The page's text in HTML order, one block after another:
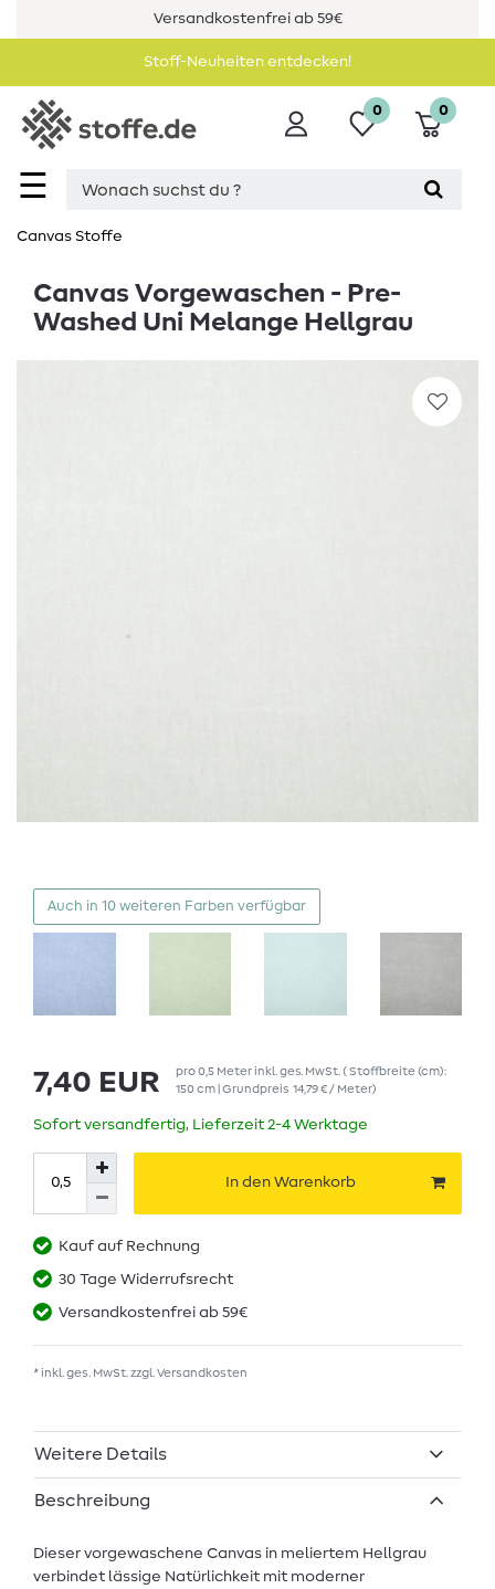
Versandkostenfrei ab 59€
Stoff-Neuheiten entdecken!
☰
0 0
Canvas Stoffe
Canvas Vorgewaschen - Pre-
Washed Uni Melange Hellgrau
Auch in 10 weiteren Farben verfügbar
7,40 EUR pro0,5 Meterinkl. ges. MwSt. ( Stoffbreite (cm):
150 cm | Grundpreis 14,79 € / Meter)
Sofort versandfertig, Lieferzeit 2-4 Werktage
In den Warenkorb
Kauf auf Rechnung
30 Tage Widerrufsrecht
Versandkostenfrei ab 59€
* inkl. ges. MwSt. zzgl. Versandkosten
Weitere Details
Beschreibung
Dieser vorgewaschene Canvas in meliertem Hellgrau
verbindet lässige Natürlichkeit mit moderner